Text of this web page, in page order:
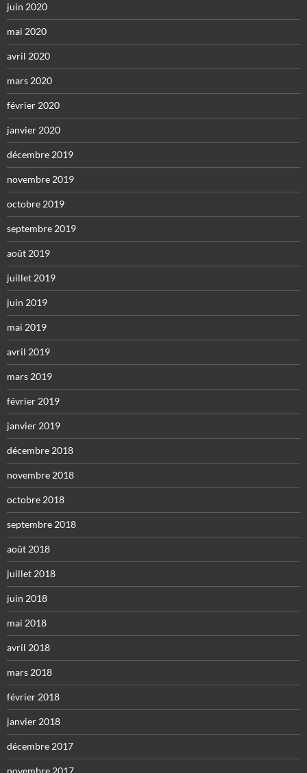
juin 2020
mai 2020
avril 2020
mars 2020
février 2020
janvier 2020
décembre 2019
novembre 2019
octobre 2019
septembre 2019
août 2019
juillet 2019
juin 2019
mai 2019
avril 2019
mars 2019
février 2019
janvier 2019
décembre 2018
novembre 2018
octobre 2018
septembre 2018
août 2018
juillet 2018
juin 2018
mai 2018
avril 2018
mars 2018
février 2018
janvier 2018
décembre 2017